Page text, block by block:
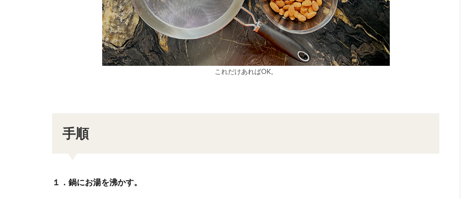
これだけあればOK。
手順
１．鍋にお湯を沸かす。